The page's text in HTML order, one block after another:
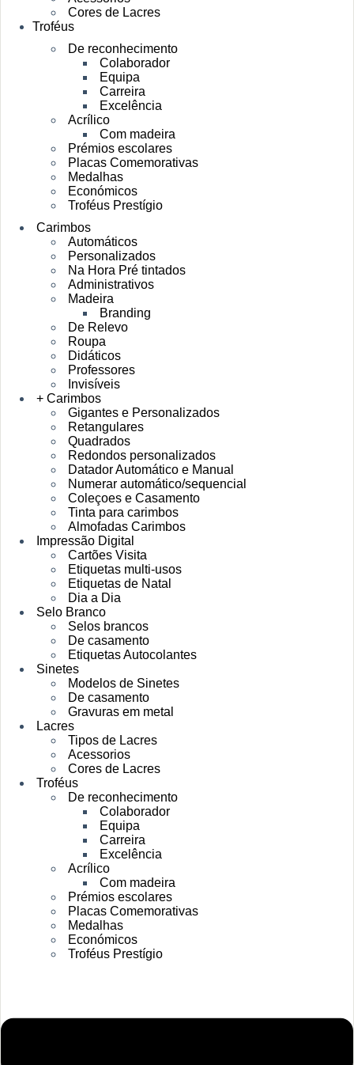
Cores de Lacres
Troféus
De reconhecimento
Colaborador
Equipa
Carreira
Excelência
Acrílico
Com madeira
Prémios escolares
Placas Comemorativas
Medalhas
Económicos
Troféus Prestígio
Carimbos
Automáticos
Personalizados
Na Hora Pré tintados
Administrativos
Madeira
Branding
De Relevo
Roupa
Didáticos
Professores
Invisíveis
+ Carimbos
Gigantes e Personalizados
Retangulares
Quadrados
Redondos personalizados
Datador Automático e Manual
Numerar automático/sequencial
Coleçoes e Casamento
Tinta para carimbos
Almofadas Carimbos
Impressão Digital
Cartões Visita
Etiquetas multi-usos
Etiquetas de Natal
Dia a Dia
Selo Branco
Selos brancos
De casamento
Etiquetas Autocolantes
Sinetes
Modelos de Sinetes
De casamento
Gravuras em metal
Lacres
Tipos de Lacres
Acessorios
Cores de Lacres
Troféus
De reconhecimento
Colaborador
Equipa
Carreira
Excelência
Acrílico
Com madeira
Prémios escolares
Placas Comemorativas
Medalhas
Económicos
Troféus Prestígio